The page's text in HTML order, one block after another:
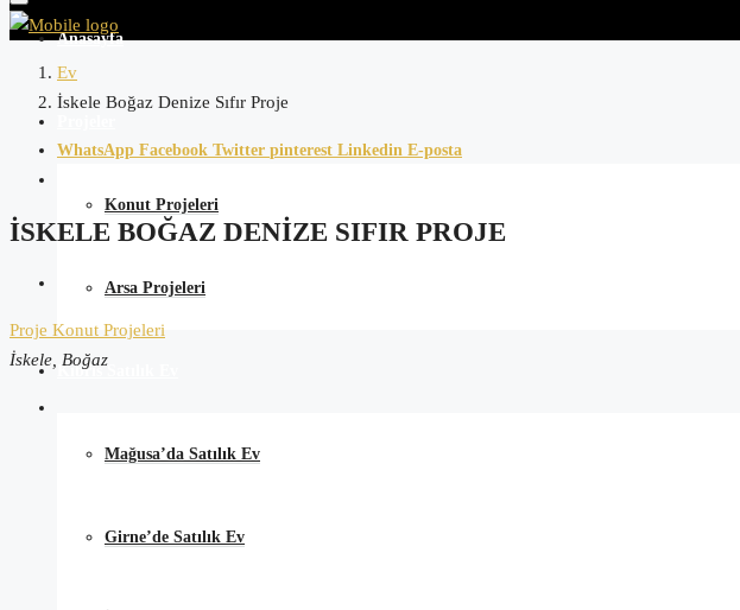
Anasayfa
Konut Projeleri
Arsa Projeleri
Kıbrıs Satılık Ev
Mağusa’da Satılık Ev
Girne’de Satılık Ev
Ev
İskele Boğaz Denize Sıfır Proje
WhatsApp Facebook Twitter pinterest Linkedin E-posta
İSKELE BOĞAZ DENIZE SIFIR PROJE
Proje Konut Projeleri
İskele, Boğaz